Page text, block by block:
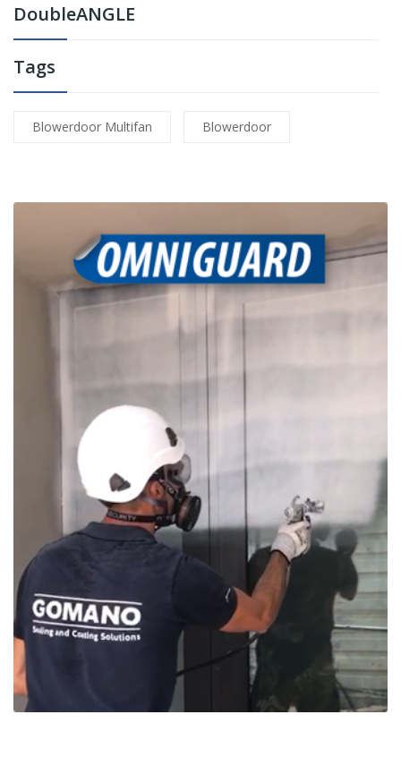
DoubleANGLE
Tags
Blowerdoor Multifan Blowerdoor